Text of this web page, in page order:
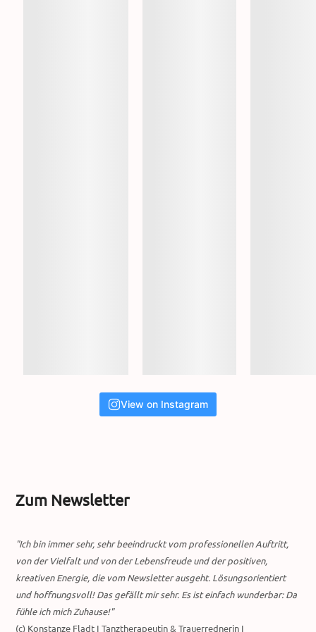
View on Instagram
Zum Newsletter
"Ich bin immer sehr, sehr beeindruckt vom professionellen Auftritt,
von der Vielfalt und von der Lebensfreude und der positiven,
kreativen Energie, die vom Newsletter ausgeht. Lösungsorientiert
und hoffnungsvoll! Das gefällt mir sehr. Es ist einfach wunderbar: Da
fühle ich mich Zuhause!"
(c) Konstanze Fladt I Tanztherapeutin & Trauerrednerin I